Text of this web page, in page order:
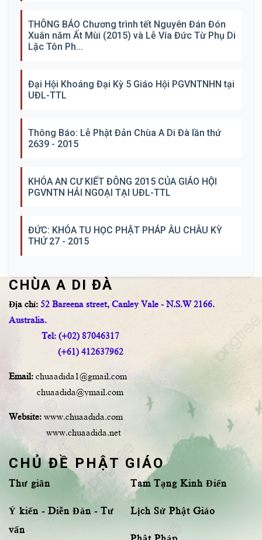
THÔNG BÁO Chương trình tết Nguyên Đán Đón
Xuân năm Ất Mùi (2015) và Lễ Vía Đức Từ Phụ Di
Lặc Tôn Ph...
Đại Hội Khoáng Đại Kỳ 5 Giáo Hội PGVNTNHN tại
UĐL-TTL
Thông Báo: Lễ Phật Đản Chùa A Di Đà lần thứ
2639 - 2015
KHÓA AN CƯ KIẾT ĐÔNG 2015 CỦA GIÁO HỘI
PGVNTN HẢI NGOẠI TẠI UĐL-TTL
ĐỨC: KHÓA TU HỌC PHẬT PHÁP ÂU CHÂU KỲ
THỨ 27 - 2015
CHÙA A DI ĐÀ
Địa chỉ: 52 Bareena street, Canley Vale - N.S.W 2166.
Australia.
Tel: (+02) 87046317
(+61) 412637962
Email: chuaadida1@gmail.com
chuaadida@ymail.com
Website: www.chuaadida.com
www.chuaadida.net
CHỦ ĐỀ PHẬT GIÁO
Thư giãn
Ý kiến - Diễn Đàn - Tư
vấn
Tam Tạng Kinh Điển
Lịch Sử Phật Giáo